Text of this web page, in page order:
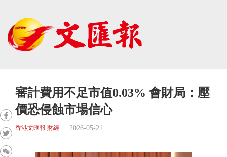
審計費用不足市值0.03% 會財局：壓
價恐侵蝕市場信心
香港文匯報 財經 2026-05-21